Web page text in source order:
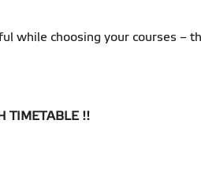
while choosing your courses –
TIMETABLE !!